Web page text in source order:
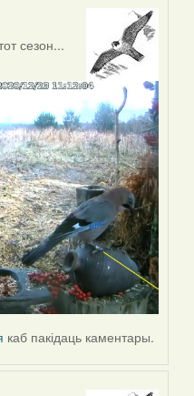
сезон...
каб пакідаць каментары.